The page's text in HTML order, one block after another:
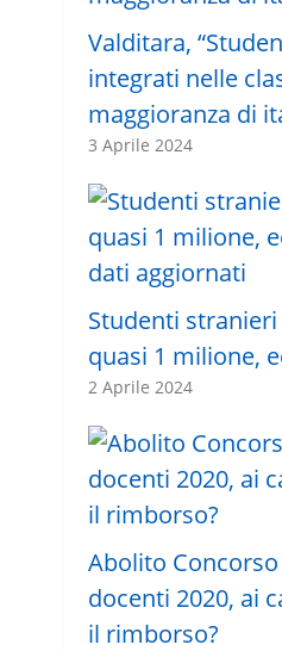
Valditara,
integrati nelle
maggioranza di
3 Aprile 2024
Studenti
quasi 1 milione,
2 Aprile 2024
Abolito
docenti 2020, ai
il rimborso?